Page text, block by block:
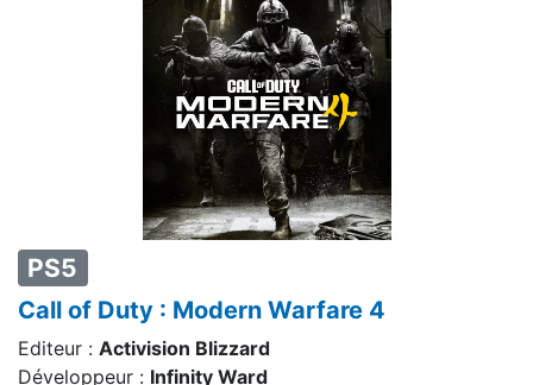
PS5
Call of Duty : Modern Warfare 4
Editeur : Activision Blizzard
Développeur : Infinity Ward